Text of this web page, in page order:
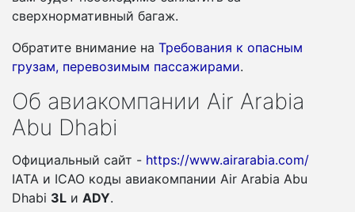
сверхнормативный багаж.
Обратите внимание на Требования к опасным
грузам, перевозимым пассажирами.
Об авиакомпании Air Arabia
Abu Dhabi
Официальный сайт - https://www.airarabia.com/
IATA и ICAO коды авиакомпании Air Arabia Abu
Dhabi 3L и ADY.